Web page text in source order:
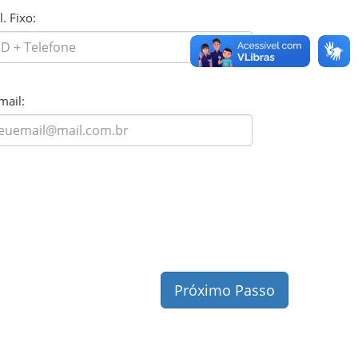
Fixo:
Próximo Passo